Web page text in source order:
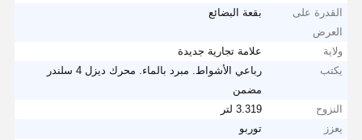
القدرة على
العرض
بقعة البضائع
ولاية
علامة تجارية جديدة
يكتب
رباعي الأشواط. مبرد بالماء. محرك ديزل 4 سلندر
مضمن
النزوح
3.319 لتر
يعزز
توربو